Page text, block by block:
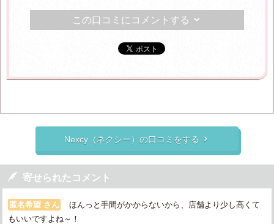
この口コミにコメントする 
Nexcy（ネクシー）の口コミをする 
 寄せられたコメント
匿名希望 さん
ほんっと手間がかからないから、店舗より少し高くて
もいいですよね～！